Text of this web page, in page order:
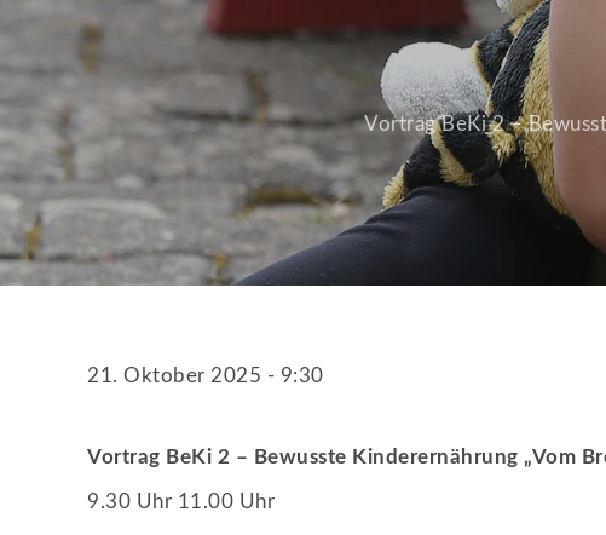
Vortrag BeKi 2 –
21. Oktober 2025 - 9:30
Vortrag BeKi 2 – Bewusste Kinderernährung „Vom
9.30 Uhr 11.00 Uhr